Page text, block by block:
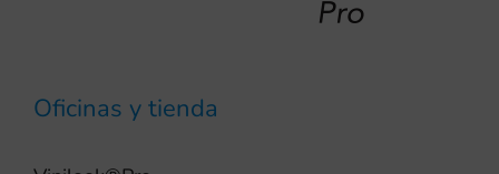
Oficinas y tienda